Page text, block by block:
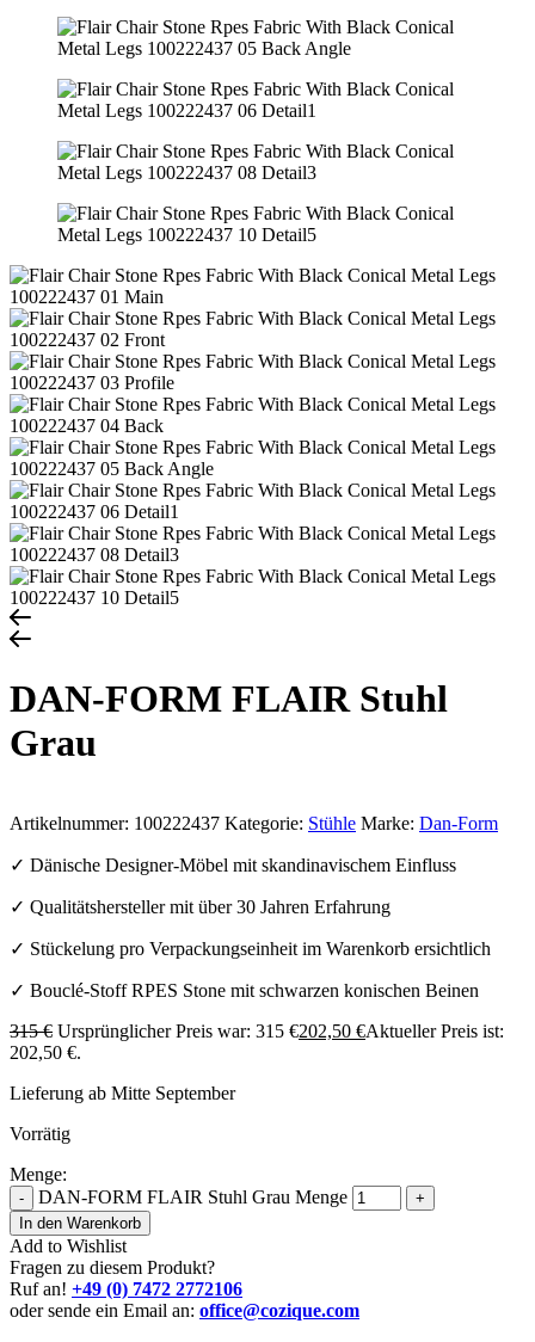
DAN-FORM FLAIR Stuhl
Grau
Artikelnummer: 100222437 Kategorie: Stühle Marke: Dan-Form
✓ Dänische Designer-Möbel mit skandinavischem Einfluss
✓ Qualitätshersteller mit über 30 Jahren Erfahrung
✓ Stückelung pro Verpackungseinheit im Warenkorb ersichtlich
✓ Bouclé-Stoff RPES Stone mit schwarzen konischen Beinen
315€ Ursprünglicher Preis war: 315 €202,50 €Aktueller Preis ist:
202,50 €.
Lieferung ab Mitte September
Vorrätig
Menge:
- DAN-FORM FLAIR Stuhl Grau Menge
+
In den Warenkorb
Add to Wishlist
Fragen zu diesem Produkt?
Ruf an! +49 (0) 7472 2772106
oder sende ein Email an: office@cozique.com